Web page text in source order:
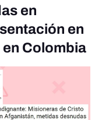
en
en
Colombia